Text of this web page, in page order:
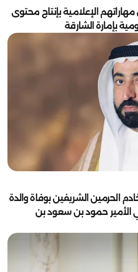
الإعلامية بإنتاج محتوى
الحرمين الشريفين بوفاة والدة
الأمير حمود بن سعود بن